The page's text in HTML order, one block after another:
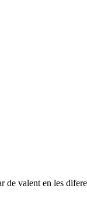
valent en les